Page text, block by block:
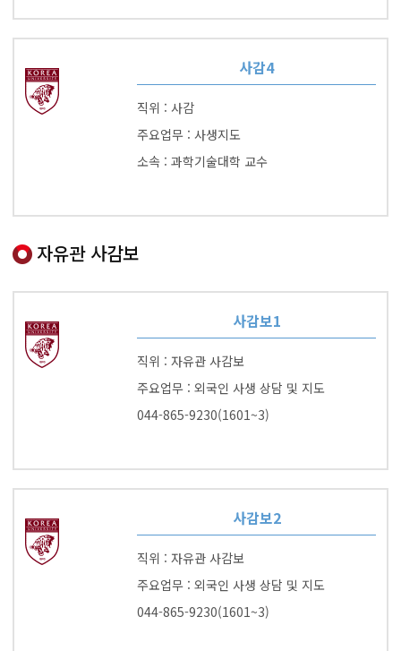
사감4
직위 : 사감
주요업무 : 사생지도
소속 : 과학기술대학 교수
자유관 사감보
사감보1
직위 : 자유관 사감보
주요업무 : 외국인 사생 상담 및 지도
044-865-9230(1601~3)
사감보2
직위 : 자유관 사감보
주요업무 : 외국인 사생 상담 및 지도
044-865-9230(1601~3)